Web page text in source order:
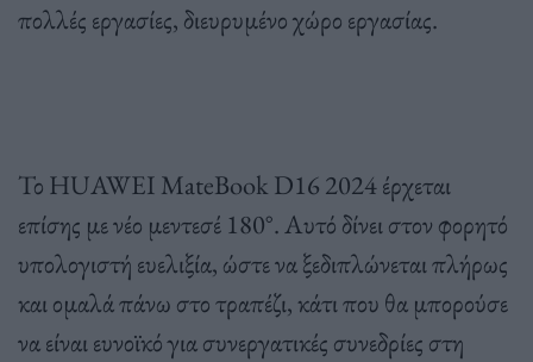
πολλές εργασίες, διευρυμένο χώρο εργασίας.
Το HUAWEI MateBook D16 2024 έρχεται
επίσης με νέο μεντεσέ 180°. Αυτό δίνει στον φορητό
υπολογιστή ευελιξία, ώστε να ξεδιπλώνεται πλήρως
και ομαλά πάνω στο τραπέζι, κάτι που θα μπορούσε
να είναι ευνοϊκό για συνεργατικές συνεδρίες στη